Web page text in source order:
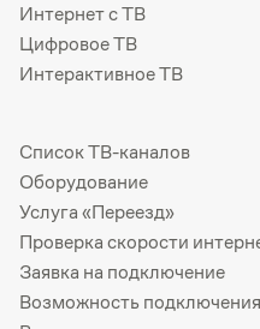
Интернет с ТВ
Цифровое ТВ
Интерактивное ТВ
Список ТВ-каналов
Оборудование
Услуга «Переезд»
Проверка скорости
Заявка на подключение
Возможность подключения